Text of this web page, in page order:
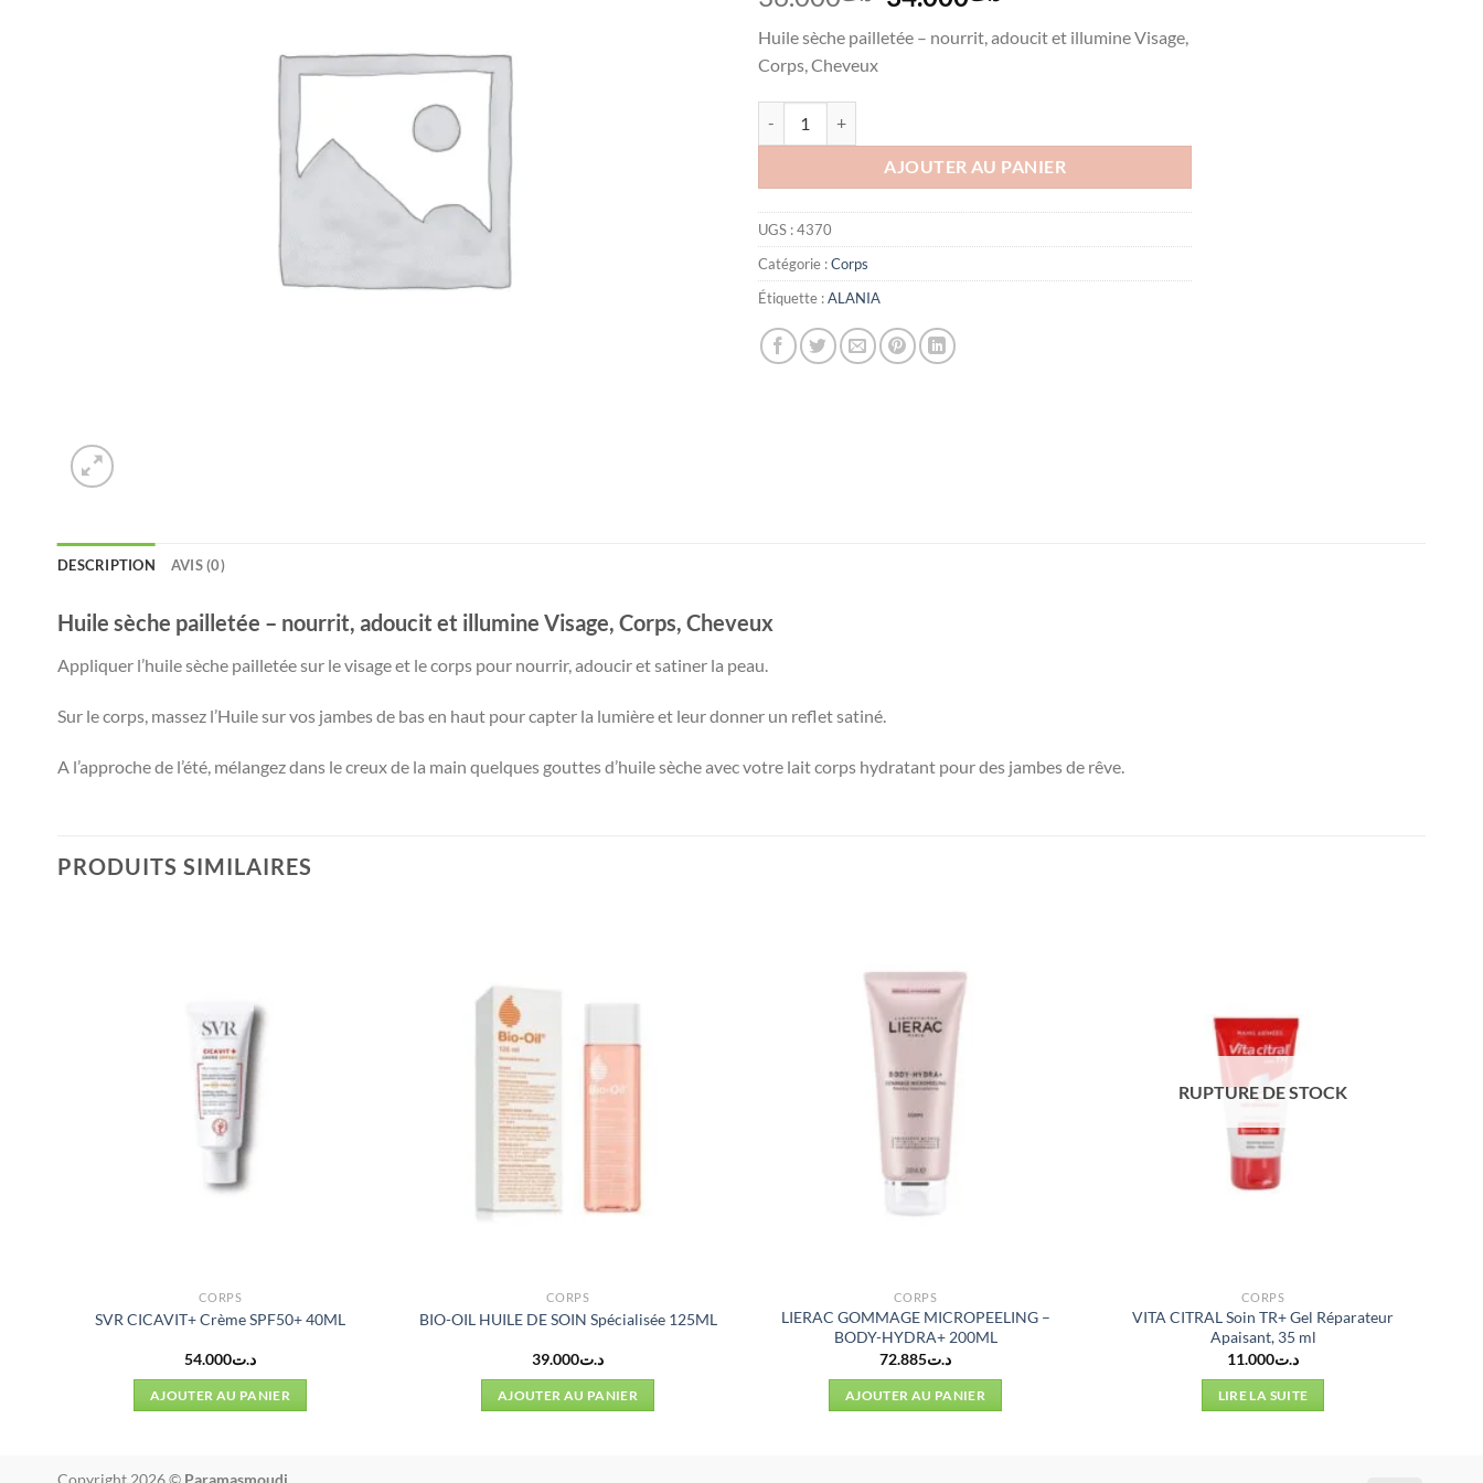
initial
actuel
Huile sèche pailletée – nourrit, adoucit et illumine Visage,
Corps, Cheveux
AJOUTER AU PANIER
UGS :4370
Catégorie :Corps
Étiquette :ALANIA
DESCRIPTION AVIS (0)
Huile sèche pailletée – nourrit, adoucit et illumine Visage, Corps, Cheveux
Appliquer l’huile sèche pailletée sur le visage et le corps pour nourrir, adoucir et satiner la peau.
Sur le corps, massez l’Huile sur vos jambes de bas en haut pour capter la lumière et leur donner un reflet satiné.
A l’approche de l’été, mélangez dans le creux de la main quelques gouttes d’huile sèche avec votre lait corps hydratant pour des jambes de rêve.
PRODUITS SIMILAIRES
CORPS
SVR CICAVIT+ Crème SPF50+ 40ML
د.ت54.000
AJOUTER AU PANIER
CORPS
BIO-OIL HUILE DE SOIN Spécialisée 125ML
د.ت39.000
AJOUTER AU PANIER
CORPS
LIERAC GOMMAGE MICROPEELING –
BODY-HYDRA+ 200ML
د.ت72.885
AJOUTER AU PANIER
RUPTURE DE STOCK
CORPS
VITA CITRAL Soin TR+ Gel Réparateur
Apaisant, 35 ml
د.ت11.000
LIRE LA SUITE
Copyright 2026 © Paramasmoudi